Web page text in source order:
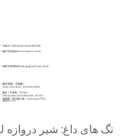
تگ های داغ: شیر دروازه